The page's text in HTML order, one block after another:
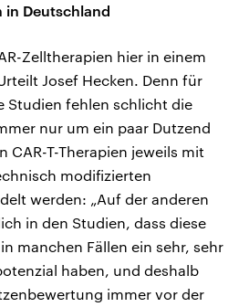
in Deutschland
Zelltherapien hier in einem
Josef Hecken. Denn für
Studien fehlen schlicht die
nur um ein paar Dutzend
CAR-T-Therapien jeweils mit
modifizierten
werden: „Auf der anderen
in den Studien, dass diese
manchen Fällen ein sehr, sehr
haben, und deshalb
immer vor der